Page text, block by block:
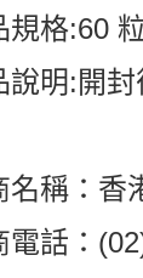
規格:60
說明:開
名稱：香
電話：